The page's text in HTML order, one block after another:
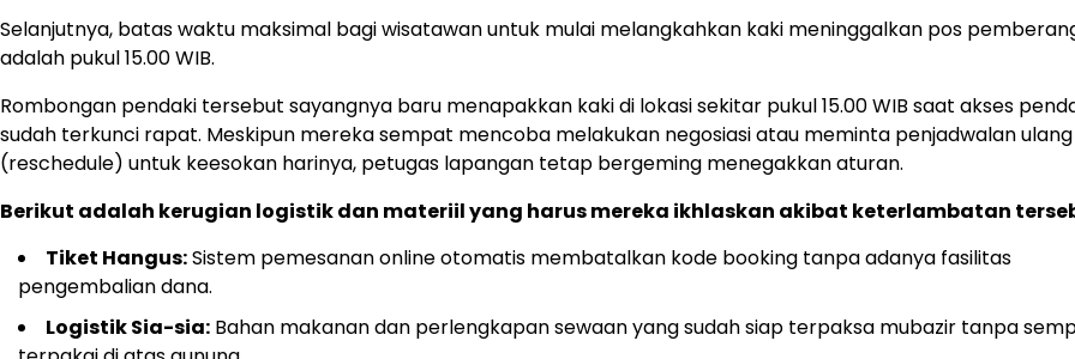
Selanjutnya, batas waktu maksimal bagi wisatawan untuk mulai melangkahkan kaki meninggalkan pos
adalah pukul 15.00 WIB.
Rombongan pendaki tersebut sayangnya baru menapakkan kaki di lokasi sekitar pukul 15.00 WIB saat akses
sudah terkunci rapat. Meskipun mereka sempat mencoba melakukan negosiasi atau meminta penjadwalan ulang
(reschedule) untuk keesokan harinya, petugas lapangan tetap bergeming menegakkan aturan.
Berikut adalah kerugian logistik dan materiil yang harus mereka ikhlaskan akibat keterlambatan
Tiket Hangus:Sistem pemesanan online otomatis membatalkan kode booking tanpa adanya fasilitas
pengembalian dana.
Logistik Sia-sia: Bahan makanan dan perlengkapan sewaan yang sudah siap terpaksa mubazir tanpa